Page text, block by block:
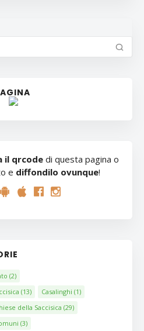
il qrcode di questa pagina o
e diffondilo ovunque!
(2)
(13) Casalinghi (1)
della Saccisica (29)
(3)